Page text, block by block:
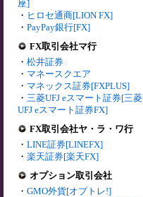
座]
・ ヒロセ通商[LION FX]
・ PayPay銀行[FX]
FX取引会社マ行
・ 松井証券
・ マネースクエア
・ マネックス証券[FXPLUS]
・ 三菱UFJ eスマート証券[三菱
UFJ eスマート証券FX]
FX取引会社ヤ・ラ・ワ行
・ LINE証券[LINEFX]
・ 楽天証券[楽天FX]
オプション取引会社
・ GMO外貨[オプトレ!]